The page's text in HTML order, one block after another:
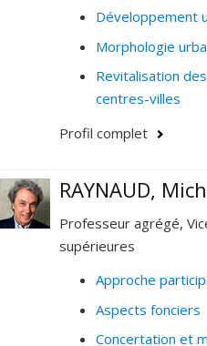
Développement
Morphologie
Revitalisation
centres-villes
Profil complet
RAYNAUD,
Professeur agrégé,
supérieures
Approche
Aspects fonciers
Concertation et